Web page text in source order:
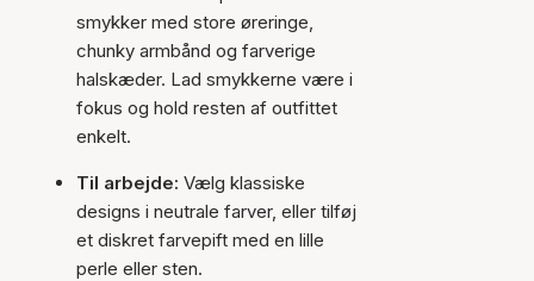
smykker med store øreringe,
chunky armbånd og farverige
halskæder. Lad smykkerne være i
fokus og hold resten af outfittet
enkelt.
Til arbejde: Vælg klassiske
designs i neutrale farver, eller tilføj
et diskret farvepift med en lille
perle eller sten.